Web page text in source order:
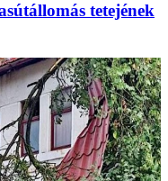
tetejének